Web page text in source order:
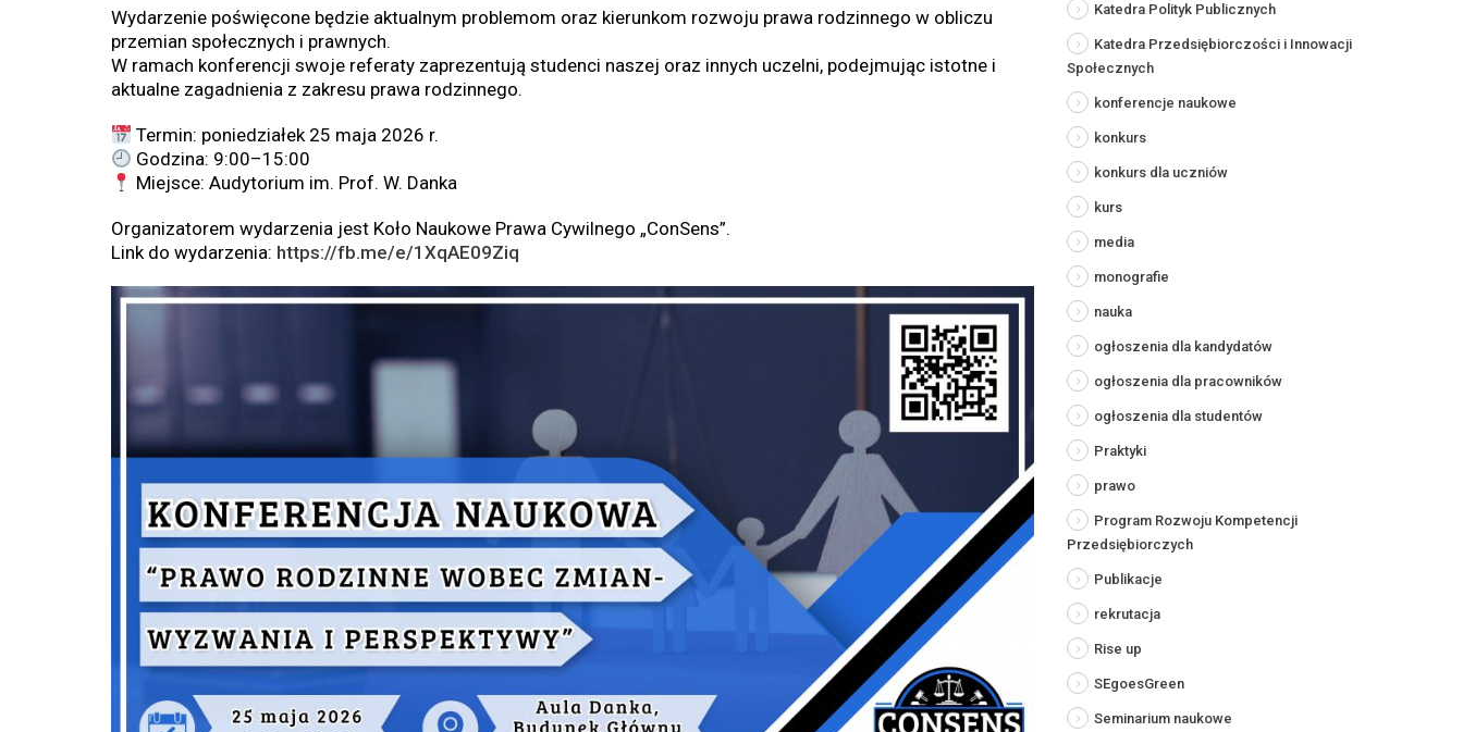
Wydarzenie poświęcone będzie aktualnym problemom oraz kierunkom rozwoju prawa rodzinnego w obliczu
przemian społecznych i prawnych.
W ramach konferencji swoje referaty zaprezentują studenci naszej oraz innych uczelni, podejmując istotne i
aktualne zagadnienia z zakresu prawa rodzinnego.
Termin: poniedziałek 25 maja 2026 r.
Godzina: 9:00–15:00
Miejsce: Audytorium im. Prof. W. Danka
Organizatorem wydarzenia jest Koło Naukowe Prawa Cywilnego „ConSens”.
Link do wydarzenia: https://fb.me/e/1XqAE09Ziq
Katedra Polityk Publicznych
Katedra Przedsiębiorczości i Innowacji
Społecznych
konferencje naukowe
konkurs
konkurs dla uczniów
kurs
media
monografie
nauka
ogłoszenia dla kandydatów
ogłoszenia dla pracowników
ogłoszenia dla studentów
Praktyki
prawo
Program Rozwoju Kompetencji
Przedsiębiorczych
Publikacje
rekrutacja
Rise up
SEgoesGreen
Seminarium naukowe